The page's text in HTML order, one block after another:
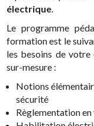
électrique.
Le programme
formation est le
les besoins de
sur-mesure :
Notions
sécurité
Règlementation